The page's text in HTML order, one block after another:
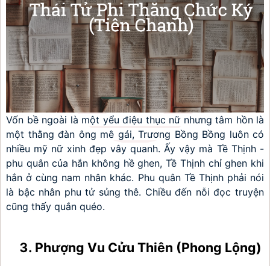
Vốn bề ngoài là một yểu điệu thục nữ nhưng tâm hồn là
một thằng đàn ông mê gái, Trương Bồng Bồng luôn có
nhiều mỹ nữ xinh đẹp vây quanh. Ấy vậy mà Tề Thịnh -
phu quân của hắn không hề ghen, Tề Thịnh chỉ ghen khi
hắn ở cùng nam nhân khác. Phu quân Tề Thịnh phải nói
là bậc nhân phu tử sủng thê. Chiều đến nỗi đọc truyện
cũng thấy quắn quéo.
Phượng Vu Cửu Thiên (Phong Lộng)